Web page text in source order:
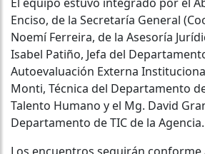
Enciso, de la Secretaría General
Noemí Ferreira, de la Asesoría
Isabel Patiño, Jefa del
Autoevaluación Externa
Monti, Técnica del Departamento
Talento Humano y el Mg. David
Departamento de TIC de la Agencia.